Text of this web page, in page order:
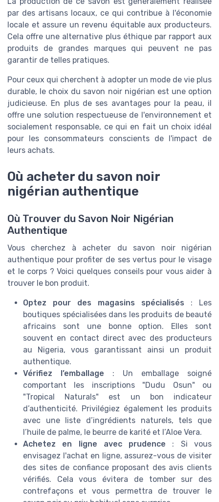
par des artisans locaux, ce qui contribue à l'économie
locale et assure un revenu équitable aux producteurs.
Cela offre une alternative plus éthique par rapport aux
produits de grandes marques qui peuvent ne pas
garantir de telles pratiques.
Pour ceux qui cherchent à adopter un mode de vie plus
durable, le choix du savon noir nigérian est une option
judicieuse. En plus de ses avantages pour la peau, il
offre une solution respectueuse de l'environnement et
socialement responsable, ce qui en fait un choix idéal
pour les consommateurs conscients de l'impact de
leurs achats.
Où acheter du savon noir
nigérian authentique
Où Trouver du Savon Noir Nigérian
Authentique
Vous cherchez à acheter du savon noir nigérian
authentique pour profiter de ses vertus pour le visage
et le corps ? Voici quelques conseils pour vous aider à
trouver le bon produit.
Optez pour des magasins spécialisés : Les
boutiques spécialisées dans les produits de beauté
africains sont une bonne option. Elles sont
souvent en contact direct avec des producteurs
au Nigeria, vous garantissant ainsi un produit
authentique.
Vérifiez l’emballage : Un emballage soigné
comportant les inscriptions "Dudu Osun" ou
"Tropical Naturals" est un bon indicateur
d’authenticité. Privilégiez également les produits
avec une liste d’ingrédients naturels, tels que
l’huile de palme, le beurre de karité et l’Aloe Vera.
Achetez en ligne avec prudence : Si vous
envisagez l'achat en ligne, assurez-vous de visiter
des sites de confiance proposant des avis clients
vérifiés. Cela vous évitera de tomber sur des
contrefaçons et vous permettra de trouver le